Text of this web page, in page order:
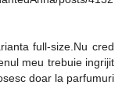
full-size.Nu cred
meu trebuie ingrijit
doar la parfumuri